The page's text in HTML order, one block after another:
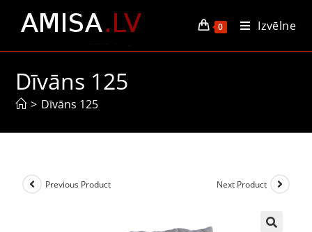
0 Izvēlne
Dīvāns 125
> Dīvāns 125
Previous Product Next Product